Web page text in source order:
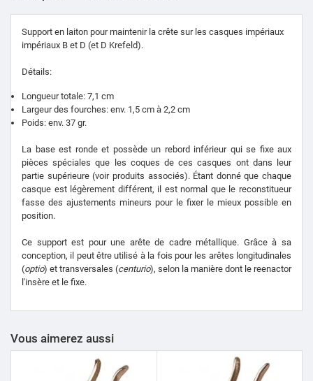
Support en laiton pour maintenir la crête sur les casques impériaux
impériaux B et D (et D Krefeld).
Détails:
Longueur totale: 7,1 cm
Largeur des fourches: env. 1,5 cm à 2,2 cm
Poids: env. 37 gr.
La base est ronde et possède un rebord inférieur qui se fixe aux
pièces spéciales que les coques de ces casques ont dans leur
partie supérieure (voir produits associés). Étant donné que chaque
casque est légèrement différent, il est normal que le reconstitueur
fasse des ajustements mineurs pour le fixer le mieux possible en
position.
Ce support est pour une arête de cadre métallique. Grâce à sa
conception, il peut être utilisé à la fois pour les arêtes longitudinales
(optio) et transversales (centurio), selon la manière dont le reenactor
l'insère et le fixe.
Vous aimerez aussi